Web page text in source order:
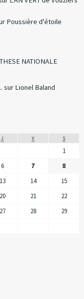
Poussière d'étoile
NATIONALE
sur Lionel Baland
J V S
1
6 7
8
13 14
15
20 21
22
27 28
29